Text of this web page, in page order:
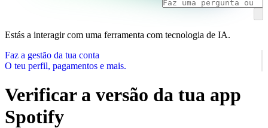
Estás a interagir com uma ferramenta com tecnologia de IA.
Faz a gestão da tua conta
O teu perfil, pagamentos e mais.
Verificar a versão da tua app
Spotify